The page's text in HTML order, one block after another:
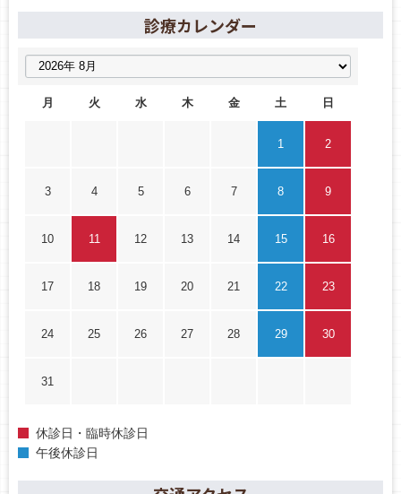
診療カレンダー
月 火 水 木 金 土 日
1 2
3 4 5 6 7 8 9
10 11 12 13 14 15 16
17 18 19 20 21 22 23
24 25 26 27 28 29 30
31
休診日・臨時休診日
午後休診日